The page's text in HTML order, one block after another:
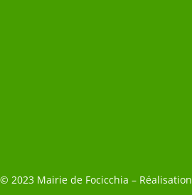
© 2023 Mairie de Focicchia – Réalisation